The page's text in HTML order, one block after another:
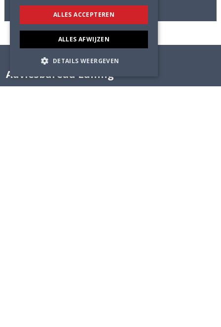
Adviesbureau Lüning
ALLES ACCEPTEREN
ALLES AFWIJZEN
DETAILS WEERGEVEN